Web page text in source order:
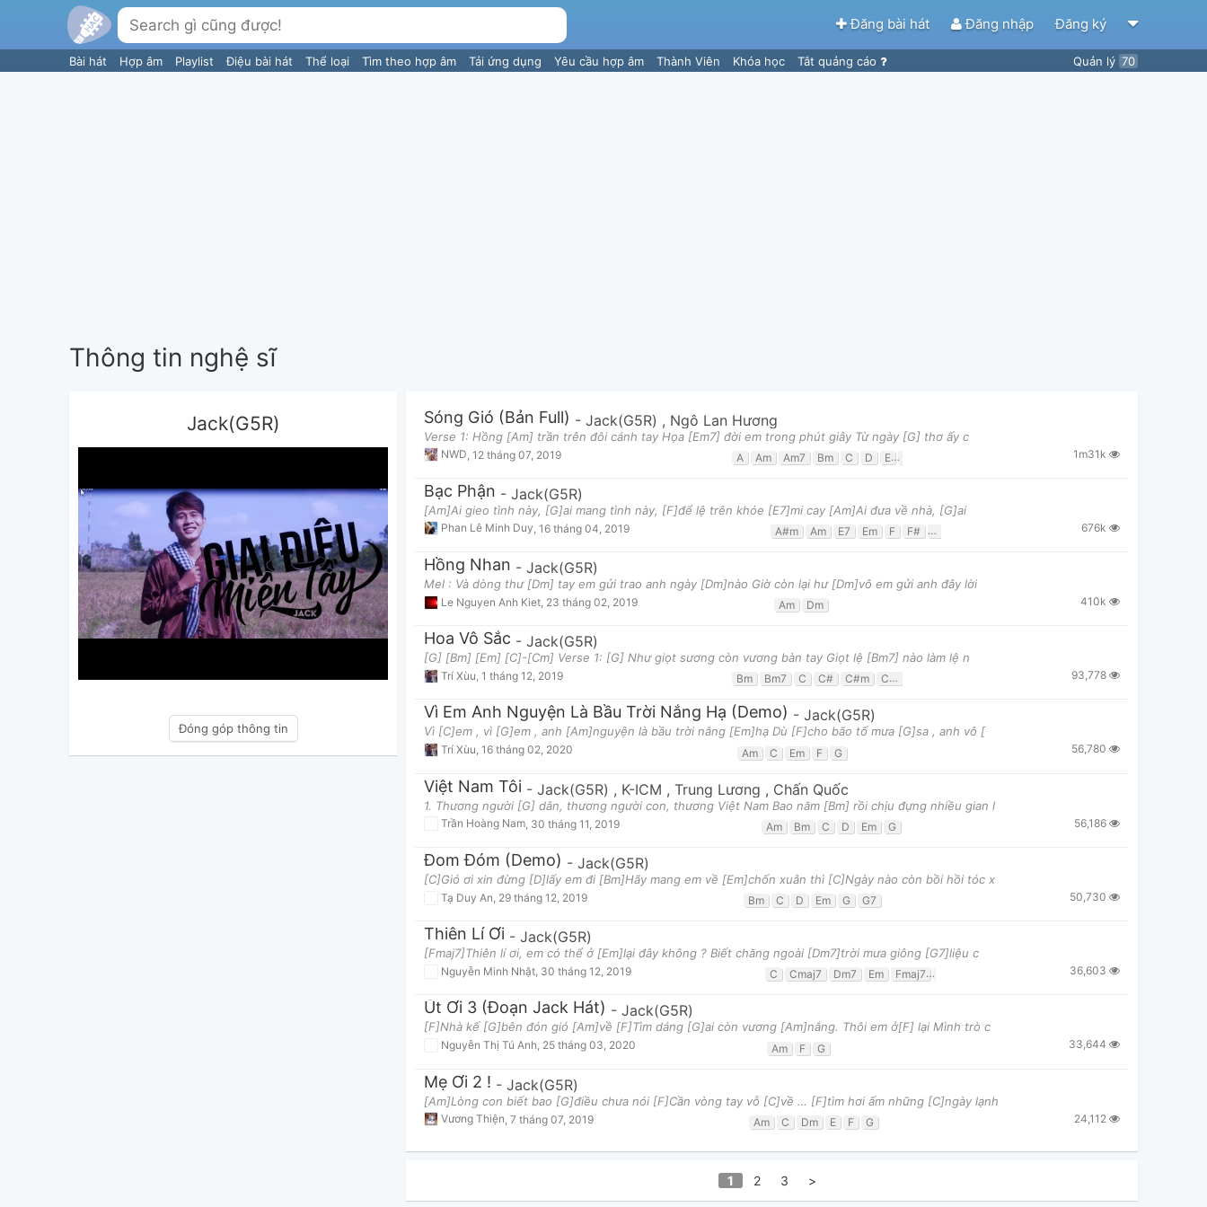
Đăng bài hát Đăng nhập Đăng ký
Bài hát Hợp âm Playlist Điệu bài hát Thể loại Tìm theo hợp âm Tải ứng dụng Yêu cầu hợp âm Thành Viên Khóa học Tắt quảng cáo Quản lý 70
Thông tin nghệ sĩ
Jack(G5R)
Đóng góp thông tin
Sóng Gió (Bản Full) - Jack(G5R) , Ngô Lan Hương
Verse 1: Hồng [Am] trần trên đôi cánh tay Họa [Em7] đời em trong phút giây Từ ngày [G] thơ ấy c
NWD 12 tháng 07, 2019 A Am Am7 Bm C D E G
1m31k
Bạc Phận - Jack(G5R)
[Am]Ai gieo tình này, [G]ai mang tình này, [F]để lệ trên khóe [E7]mi cay [Am]Ai đưa về nhà, [G]ai
Phan Lê Minh Duy 16 tháng 04, 2019 A#m Am E7 Em F F# Fm 676k
Hồng Nhan - Jack(G5R)
Mel : Và dòng thư [Dm] tay em gửi trao anh ngày [Dm]nào Giờ còn lại hư [Dm]vô em gửi anh đây lời
Le Nguyen Anh Kiet 23 tháng 02, 2019 Am Dm 410k
Hoa Vô Sắc - Jack(G5R)
[G] [Bm] [Em] [C]-[Cm] Verse 1: [G] Như giọt sương còn vương bàn tay Giọt lệ [Bm7] nào làm lệ n
Trí Xùu 1 tháng 12, 2019 Bm Bm7 C C# C#m Cm G#
93,778
Vì Em Anh Nguyện Là Bầu Trời Nắng Hạ (Demo) - Jack(G5R)
Vì [C]em , vì [G]em , anh [Am]nguyện là bầu trời nắng [Em]hạ Dù [F]cho bão tố mưa [G]sa , anh vô [
Trí Xùu, 16 tháng 02, 2020 Am C Em F G 56,780
Việt Nam Tôi - Jack(G5R) , K-ICM , Trung Lương , Chấn Quốc
1. Thương người [G] dân, thương người con, thương Việt Nam Bao năm [Bm] rồi chịu đựng nhiều gian l
Trần Hoàng Nam 30 tháng 11, 2019 Am Bm C D Em G 56,186
Đom Đóm (demo) - Jack(G5R)
[C]Gió ơi xin đừng [D]lấy em đi [Bm]Hãy mang em về [Em]chốn xuân thì [C]Ngày nào còn bồi hồi tóc x
Tạ Duy An 29 tháng 12, 2019 Bm C D Em G G7 50,730
Thiên Lí Ơi - Jack(G5R)
[Fmaj7]Thiên lí ơi, em có thể ở [Em]lại đây không ? Biết chăng ngoài [Dm7]trời mưa giông [G7]liệu c
Nguyễn Minh Nhật 30 tháng 12, 2019 C Cmaj7 Dm7 Em Fmaj7 36,603
Út Ơi 3 (đoạn Jack Hát) - Jack(G5R)
[F]Nhà kế [G]bên đón gió [Am]về [F]Tìm dáng [G]ai còn vương [Am]nắng. Thôi em ở[F] lại Mình trò c
Nguyễn Thị Tú Anh, 25 tháng 03, 2020 Am F G 33,644
Mẹ Ơi 2 ! - Jack(G5R)
[Am]Lòng con biết bao [G]điều chưa nói [F]Cần vòng tay vỗ [C]về … [F]tìm hơi ấm những [C]ngày lạnh
Vương Thiện 7 tháng 07, 2019 Am C Dm E F G 24,112
1 2 3 >